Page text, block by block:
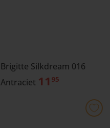
Brigitte Silkdream 016
Antraciet 11 95